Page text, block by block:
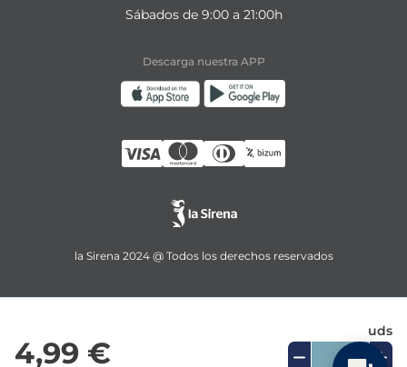
4,99 €
uds
Sábados de 9:00 a 21:00h
Descarga nuestra APP
la Sirena 2024 @ Todos los derechos reservados